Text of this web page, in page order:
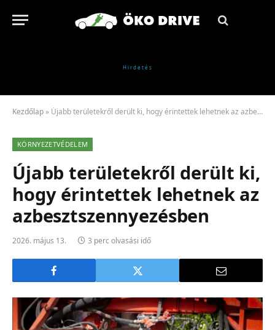
Kezdőlap » Újabb területekről derült ki, hogy érintettek lehetnek az azbesztszennyezésben
KÖRNYEZETVÉDELEM
Újabb területekről derült ki,
hogy érintettek lehetnek az
azbesztszennyezésben
2026. május 13. 3 perc olvasási idő